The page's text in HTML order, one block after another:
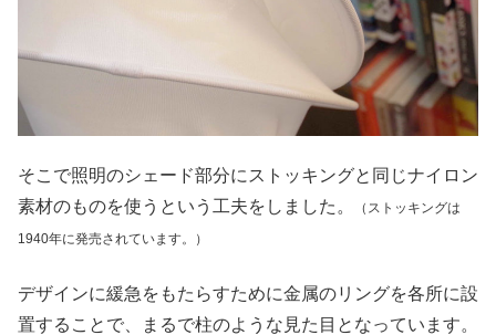
そこで照明のシェード部分にストッキングと同じナイロン
素材のものを使うという工夫をしました。
（ストッキングは
1940年に発売されています。）
デザインに緩急をもたらすために金属のリングを各所に設
置することで、まるで柱のような見た目となっています。